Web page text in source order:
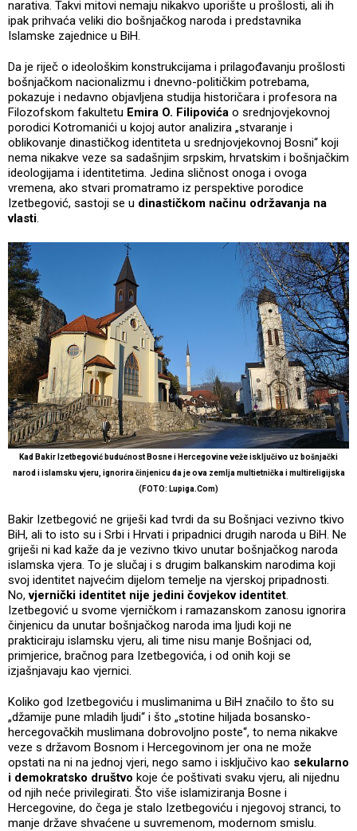
narativa. Takvi mitovi nemaju nikakvo uporište u prošlosti, ali ih
ipak prihvaća veliki dio bošnjačkog naroda i predstavnika
Islamske zajednice u BiH.
Da je riječ o ideološkim konstrukcijama i prilagođavanju prošlosti
bošnjačkom nacionalizmu i dnevno-političkim potrebama,
pokazuje i nedavno objavljena studija historičara i profesora na
Filozofskom fakultetu Emira O. Filipovića o srednjovjekovnoj
porodici Kotromanići u kojoj autor analizira „stvaranje i
oblikovanje dinastičkog identiteta u srednjovjekovnoj Bosni“ koji
nema nikakve veze sa sadašnjim srpskim, hrvatskim i bošnjačkim
ideologijama i identitetima. Jedina sličnost onoga i ovoga
vremena, ako stvari promatramo iz perspektive porodice
Izetbegović, sastoji se u dinastičkom načinu održavanja na
vlasti.
Kad Bakir Izetbegović budućnost Bosne i Hercegovine veže isključivo uz bošnjački
narod i islamsku vjeru, ignorira činjenicu da je ova zemlja multietnička i multireligijska
(FOTO: Lupiga.Com)
Bakir Izetbegović ne griješi kad tvrdi da su Bošnjaci vezivno tkivo
BiH, ali to isto su i Srbi i Hrvati i pripadnici drugih naroda u BiH. Ne
griješi ni kad kaže da je vezivno tkivo unutar bošnjačkog naroda
islamska vjera. To je slučaj i s drugim balkanskim narodima koji
svoj identitet najvećim dijelom temelje na vjerskoj pripadnosti.
No,vjernički identitet nije jedini čovjekov identitet.
Izetbegović u svome vjerničkom i ramazanskom zanosu ignorira
činjenicu da unutar bošnjačkog naroda ima ljudi koji ne
prakticiraju islamsku vjeru, ali time nisu manje Bošnjaci od,
primjerice, bračnog para Izetbegovića, i od onih koji se
izjašnjavaju kao vjernici.
Koliko god Izetbegoviću i muslimanima u BiH značilo to što su
„džamije pune mladih ljudi“ i što „stotine hiljada bosansko-
hercegovačkih muslimana dobrovoljno poste“, to nema nikakve
veze s državom Bosnom i Hercegovinom jer ona ne može
opstati na ni na jednoj vjeri, nego samo i isključivo kao sekularno
i demokratsko društvo koje će poštivati svaku vjeru, ali nijednu
od njih neće privilegirati. Što više islamiziranja Bosne i
Hercegovine, do čega je stalo Izetbegoviću i njegovoj stranci, to
manje države shvaćene u suvremenom, modernom smislu.